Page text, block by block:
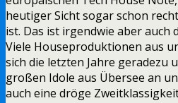
heutiger Sicht sogar schon
ist. Das ist irgendwie aber auch
Viele Houseproduktionen aus
sich die letzten Jahre geradezu
großen Idole aus Übersee an
auch eine dröge